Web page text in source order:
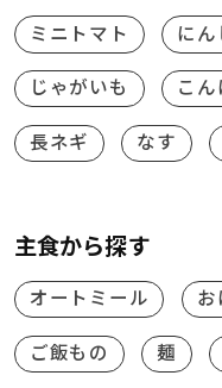
ミニトマト にん
じゃがいも こん
長ネギ なす
主食から探す
オートミール お
ご飯もの 麺